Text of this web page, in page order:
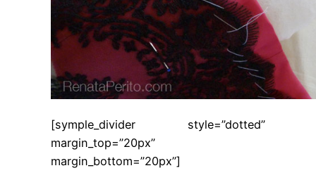
[symple_divider style=”dotted”
margin_top=”20px”
margin_bottom=”20px”]